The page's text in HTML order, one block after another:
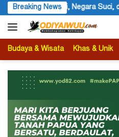
Langsung
ke
konten
Breaking News
Karya Siswa dan Siswi SMA
Budaya & Wisata Khas & Unik